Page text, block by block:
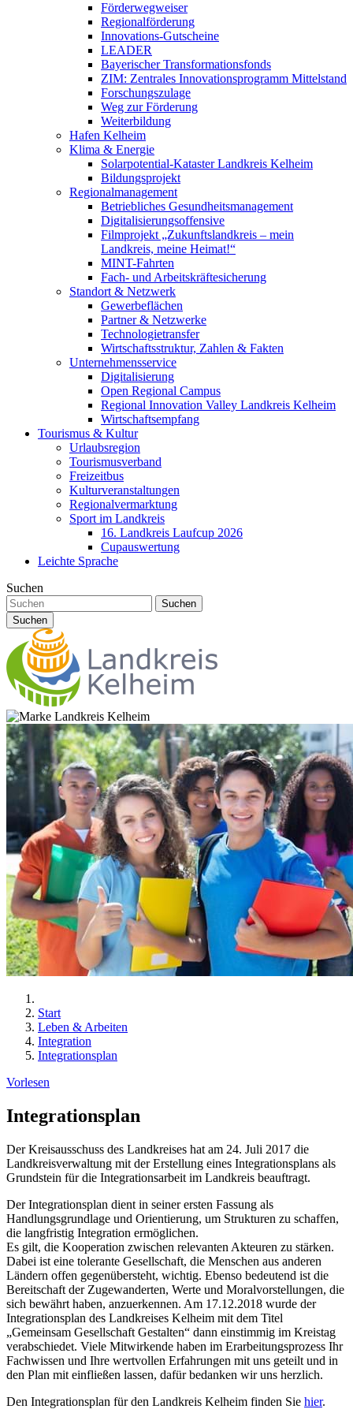
Förderwegweiser
Regionalförderung
Innovations-Gutscheine
LEADER
Bayerischer Transformationsfonds
ZIM: Zentrales Innovationsprogramm Mittelstand
Forschungszulage
Weg zur Förderung
Weiterbildung
Hafen Kelheim
Klima & Energie
Solarpotential-Kataster Landkreis Kelheim
Bildungsprojekt
Regionalmanagement
Betriebliches Gesundheitsmanagement
Digitalisierungsoffensive
Filmprojekt „Zukunftslandkreis – mein
Landkreis, meine Heimat!“
MINT-Fahrten
Fach- und Arbeitskräftesicherung
Standort & Netzwerk
Gewerbeflächen
Partner & Netzwerke
Technologietransfer
Wirtschaftsstruktur, Zahlen & Fakten
Unternehmensservice
Digitalisierung
Open Regional Campus
Regional Innovation Valley Landkreis Kelheim
Wirtschaftsempfang
Tourismus & Kultur
Urlaubsregion
Tourismusverband
Freizeitbus
Kulturveranstaltungen
Regionalvermarktung
Sport im Landkreis
16. Landkreis Laufcup 2026
Cupauswertung
Leichte Sprache
Suchen
Suchen
Suchen
Start
Leben & Arbeiten
Integration
Integrationsplan
Vorlesen
Integrationsplan
Der Kreisausschuss des Landkreises hat am 24. Juli 2017 die
Landkreisverwaltung mit der Erstellung eines Integrationsplans als
Grundstein für die Integrationsarbeit im Landkreis beauftragt.
Der Integrationsplan dient in seiner ersten Fassung als
Handlungsgrundlage und Orientierung, um Strukturen zu schaffen,
die langfristig Integration ermöglichen.
Es gilt, die Kooperation zwischen relevanten Akteuren zu stärken.
Dabei ist eine tolerante Gesellschaft, die Menschen aus anderen
Ländern offen gegenübersteht, wichtig. Ebenso bedeutend ist die
Bereitschaft der Zugewanderten, Werte und Moralvorstellungen, die
sich bewährt haben, anzuerkennen. Am 17.12.2018 wurde der
Integrationsplan des Landkreises Kelheim mit dem Titel
„Gemeinsam Gesellschaft Gestalten“ dann einstimmig im Kreistag
verabschiedet. Viele Mitwirkende haben im Erarbeitungsprozess Ihr
Fachwissen und Ihre wertvollen Erfahrungen mit uns geteilt und in
den Plan mit einfließen lassen, dafür bedanken wir uns herzlich.
Den Integrationsplan für den Landkreis Kelheim finden Sie hier.